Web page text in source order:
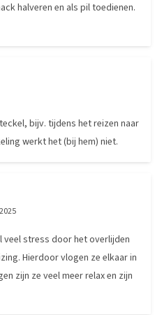
halveren en als pil toedienen.
bijv. tijdens het reizen naar
werkt het (bij hem) niet.
veel stress door het overlijden
Hierdoor vlogen ze elkaar in
zijn ze veel meer relax en zijn